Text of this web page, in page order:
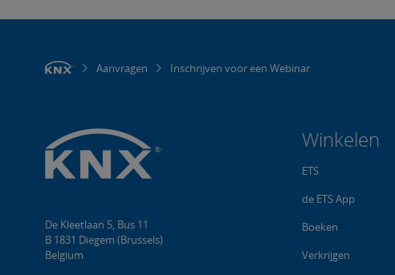
Aanvragen Inschrijven voor een Webinar
Winkelen
ETS
de ETS App
Boeken
Verkrijgen
De Kleetlaan 5, Bus 11
B 1831 Diegem (Brussels)
Belgium